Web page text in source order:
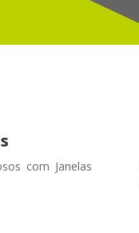
com Janelas